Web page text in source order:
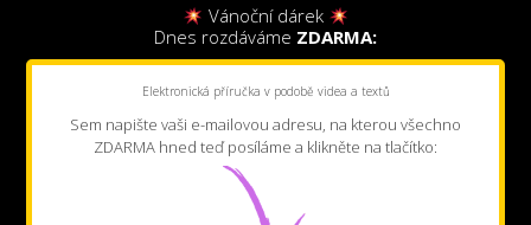
Vánoční dárek
Dnes rozdáváme ZDARMA:
Elektronická příručka v podobě videa a textů
Sem napište vaši e-mailovou adresu, na kterou všechno
ZDARMA hned teď posíláme a klikněte na tlačítko: